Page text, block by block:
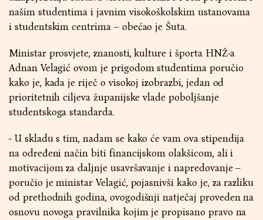
našim studentima i javnim visokoškolskim ustanovama
i studentskim centrima – obećao je Šuta.
Ministar prosvjete, znanosti, kulture i športa HNŽ-a
Adnan Velagić ovom je prigodom studentima poručio
kako je, kada je riječ o visokoj izobrazbi, jedan od
prioritetnih ciljeva županijske vlade poboljšanje
studentskoga standarda.
- U skladu s tim, nadam se kako će vam ova stipendija
na određeni način biti financijskom olakšicom, ali i
motivacijom za daljnje usavršavanje i napredovanje –
poručio je ministar Velagić, pojasnivši kako je, za razliku
od prethodnih godina, ovogodišnji natječaj proveden na
osnovu novoga pravilnika kojim je propisano pravo na